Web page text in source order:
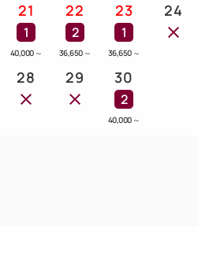
21
1
40,000 ～
22
2
36,650 ～
23
1
36,650 ～
24
28 29 30
2
40,000 ～